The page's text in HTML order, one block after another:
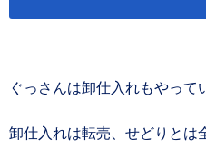
ぐっさんは卸仕入れもやって
卸仕入れは転売、せどりとは